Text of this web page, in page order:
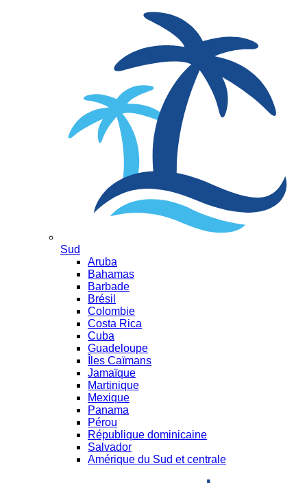
Sud
Aruba
Bahamas
Barbade
Brésil
Colombie
Costa Rica
Cuba
Guadeloupe
Îles Caïmans
Jamaïque
Martinique
Mexique
Panama
Pérou
République dominicaine
Salvador
Amérique du Sud et centrale